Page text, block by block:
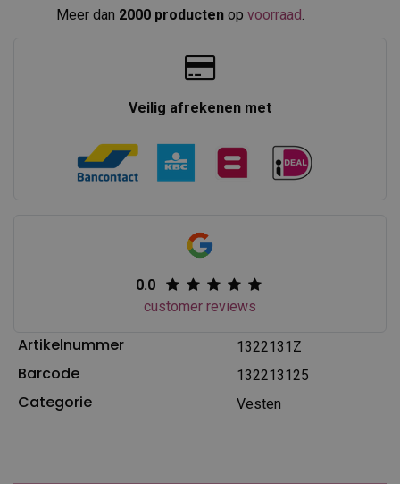
Meer dan 2000 producten op voorraad
Veilig afrekenen met
0.0
customer reviews
Artikelnummer 1322131Z
Barcode 132213125
Categorie Vesten